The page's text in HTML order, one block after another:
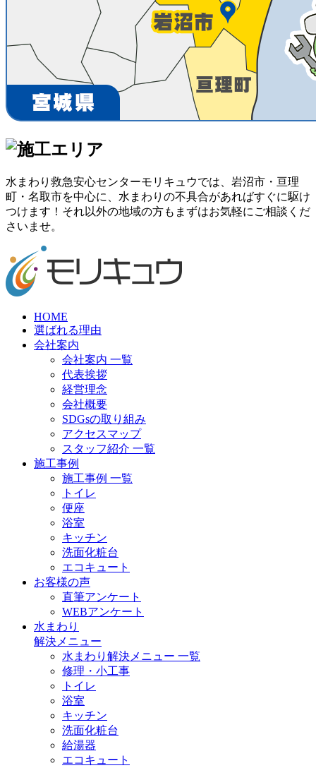
水まわり救急安心センターモリキュウでは、岩沼市・亘理
町・名取市を中心に、水まわりの不具合があればすぐに駆け
つけます！それ以外の地域の方もまずはお気軽にご相談くだ
さいませ。
HOME
選ばれる理由
会社案内
会社案内 一覧
代表挨拶
経営理念
会社概要
SDGsの取り組み
アクセスマップ
スタッフ紹介 一覧
施工事例
施工事例 一覧
トイレ
便座
浴室
キッチン
洗面化粧台
エコキュート
お客様の声
直筆アンケート
WEBアンケート
水まわり
解決メニュー
水まわり解決メニュー 一覧
修理・小工事
トイレ
浴室
キッチン
洗面化粧台
給湯器
エコキュート